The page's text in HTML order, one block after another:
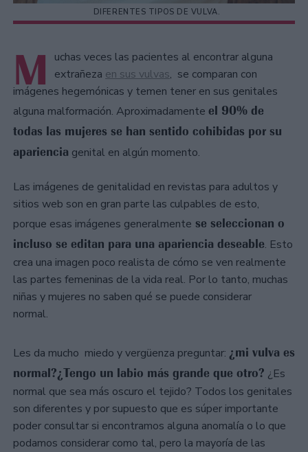
DIFERENTES TIPOS DE VULVA.
M
uchas veces las pacientes al encontrar alguna
extrañeza en sus vulvas, se comparan con
imágenes hegemónicas y temen tener en sus genitales
alguna malformación. Aproximadamente el 90% de
todas las mujeres se han sentido cohibidas por su
apariencia genital en algún momento.
Las imágenes de genitalidad en revistas para adultos y
sitios web son en gran parte las culpables de esto,
porque esas imágenes generalmente se seleccionan o
incluso se editan para una apariencia deseable. Esto
crea una imagen poco realista de cómo se ven realmente
las partes femeninas de la vida real. Por lo tanto, muchas
niñas y mujeres no saben qué se puede considerar
normal.⠀
Les da mucho miedo y vergüenza preguntar: ¿mi vulva es
normal?¿Tengo un labio más grande que otro? ¿Es
normal que sea más oscuro el tejido? Todos los genitales
son diferentes y por supuesto que es súper importante
poder consultar si encontramos alguna anomalía o lo que
podamos considerar como tal, pero la mayoría de las